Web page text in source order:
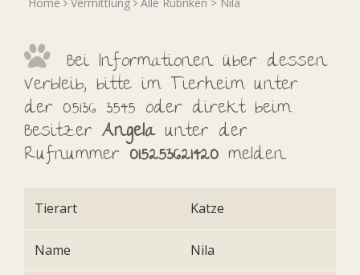
Bei Informationen über dessen
Verbleib, bitte im Tierheim unter
der 05136 3545 oder direkt beim
Besitzer Angela unter der
Rufnummer015253621420 melden.
Tierart Katze
Name Nila